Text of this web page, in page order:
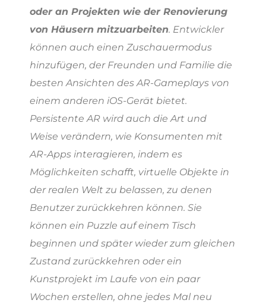
oder an Projekten wie der Renovierung
von Häusern mitzuarbeiten. Entwickler
können auch einen Zuschauermodus
hinzufügen, der Freunden und Familie die
besten Ansichten des AR-Gameplays von
einem anderen iOS-Gerät bietet.
Persistente AR wird auch die Art und
Weise verändern, wie Konsumenten mit
AR-Apps interagieren, indem es
Möglichkeiten schafft, virtuelle Objekte in
der realen Welt zu belassen, zu denen
Benutzer zurückkehren können. Sie
können ein Puzzle auf einem Tisch
beginnen und später wieder zum gleichen
Zustand zurückkehren oder ein
Kunstprojekt im Laufe von ein paar
Wochen erstellen, ohne jedes Mal neu